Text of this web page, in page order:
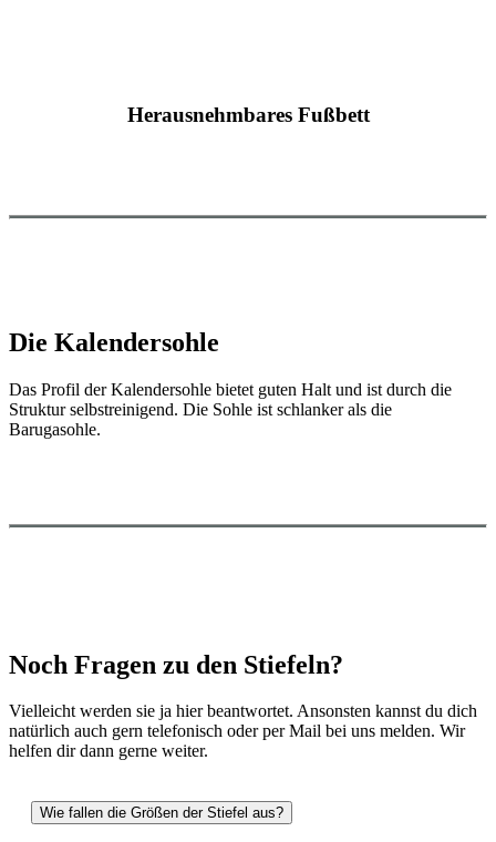
Herausnehmbares Fußbett
Die Kalendersohle
Das Profil der Kalendersohle bietet guten Halt und ist durch die
Struktur selbstreinigend. Die Sohle ist schlanker als die
Barugasohle.
Noch Fragen zu den Stiefeln?
Vielleicht werden sie ja hier beantwortet. Ansonsten kannst du dich
natürlich auch gern telefonisch oder per Mail bei uns melden. Wir
helfen dir dann gerne weiter.
Wie fallen die Größen der Stiefel aus?